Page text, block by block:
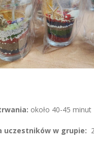
około 40-45 minut
uczestników w grupie: